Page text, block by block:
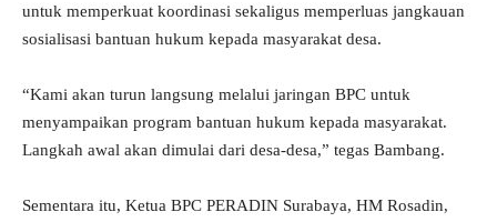
untuk memperkuat koordinasi sekaligus memperluas jangkauan
sosialisasi bantuan hukum kepada masyarakat desa.
“Kami akan turun langsung melalui jaringan BPC untuk
menyampaikan program bantuan hukum kepada masyarakat.
Langkah awal akan dimulai dari desa-desa,” tegas Bambang.
Sementara itu, Ketua BPC PERADIN Surabaya, HM Rosadin,